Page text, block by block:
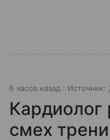
6 часов назад Источник:
Кардиолог
смех